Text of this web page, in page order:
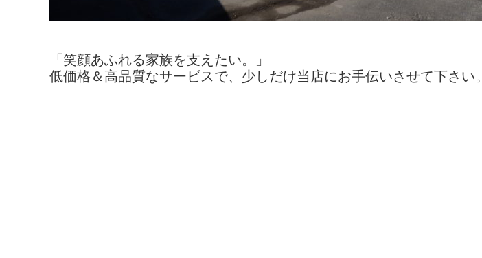
「笑顔あふれる家族を支えたい。」
低価格＆高品質なサービスで、少しだけ当店にお手伝いさせて下さい。